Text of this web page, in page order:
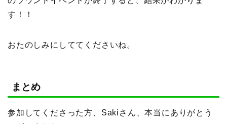
す！！
おたのしみにしててくださいね。
まとめ
参加してくださった方、Sakiさん、本当にありがとう